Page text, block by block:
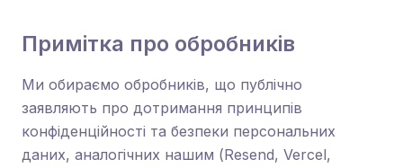
Примітка про обробників
Ми обираємо обробників, що публічно
заявляють про дотримання принципів
конфіденційності та безпеки персональних
даних, аналогічних нашим (Resend, Vercel,